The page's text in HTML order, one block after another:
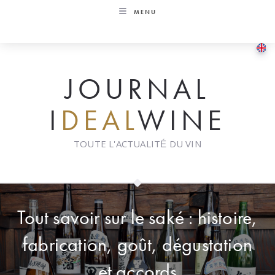
MENU
JOURNAL
I DEALWINE
TOUTE L'ACTUALITÉ DU VIN
Tout savoir sur le saké : histoire,
fabrication, goût, dégustation